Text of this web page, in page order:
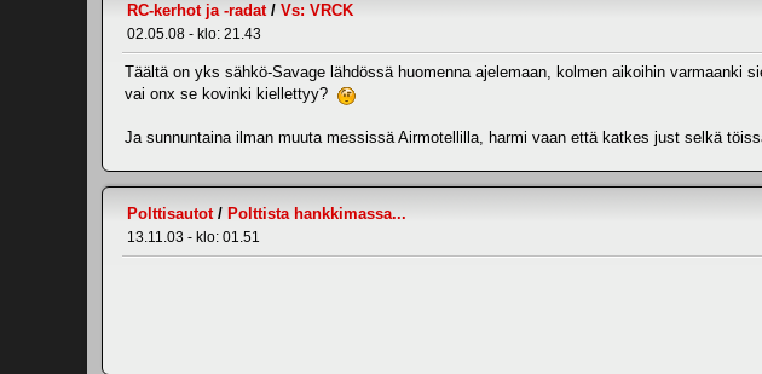
RC-kerhot ja -radat/ Vs: VRCK
02.05.08 - klo: 21.43
Täältä on yks sähkö-Savage lähdössä huomenna ajelemaan, kolmen aikoihin
vai onx se kovinki kiellettyy?
Ja sunnuntaina ilman muuta messissä Airmotellilla, harmi vaan että katkes just selkä
Polttisautot/ Polttista hankkimassa...
13.11.03 - klo: 01.51